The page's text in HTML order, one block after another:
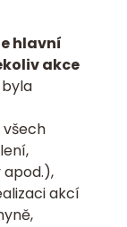
hlavní
akce
všech
akcí